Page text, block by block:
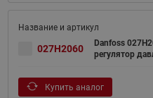
027H2060
Danfoss
регулятор
Купить аналог